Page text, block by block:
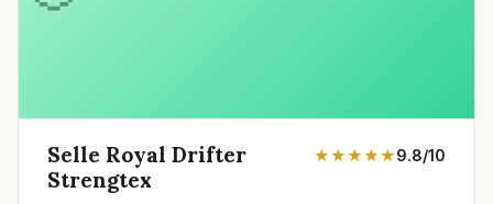
Selle Royal Drifter
Strengtex
★★★★★9.8/10